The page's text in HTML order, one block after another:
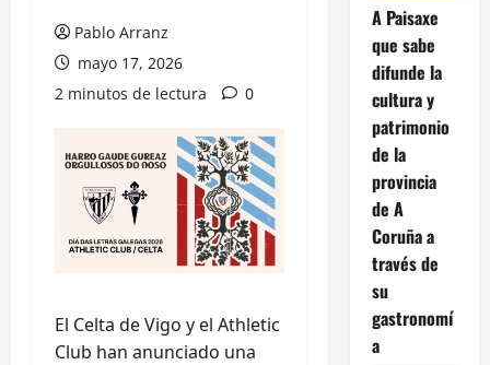
Pablo Arranz
mayo 17, 2026
2 minutos de lectura
0
El Celta de Vigo y el Athletic
Club han anunciado una
A Paisaxe
que sabe
difunde la
cultura y
patrimonio
de la
provincia
de A
Coruña a
través de
su
gastronomí
a